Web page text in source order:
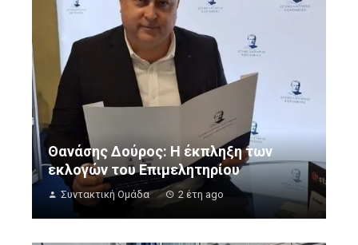
Θανάσης Δούρος: Η έκπληξη των
εκλογών του Επιμελητηρίου
Συντακτική Ομάδα 2 έτη ago